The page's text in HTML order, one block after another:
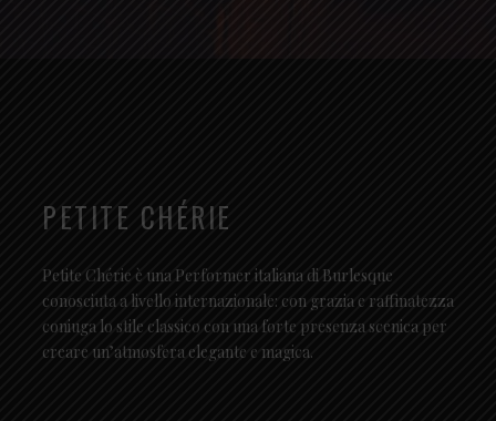
PETITE CHÉRIE
Petite Chérie è una Performer italiana di Burlesque
conosciuta a livello internazionale: con grazia e raffinatezza
coniuga lo stile classico con una forte presenza scenica per
creare un’atmosfera elegante e magica.